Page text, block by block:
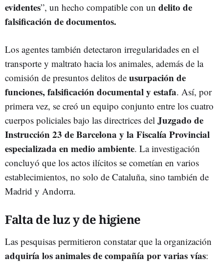
evidentes”, un hecho compatible con un delito de
falsificación de documentos.
Los agentes también detectaron irregularidades en el
transporte y maltrato hacia los animales, además de la
comisión de presuntos delitos de usurpación de
funciones, falsificación documental y estafa. Así, por
primera vez, se creó un equipo conjunto entre los cuatro
cuerpos policiales bajo las directrices del Juzgado de
Instrucción 23 de Barcelona y la Fiscalía Provincial
especializada en medio ambiente. La investigación
concluyó que los actos ilícitos se cometían en varios
establecimientos, no solo de Cataluña, sino también de
Madrid y Andorra.
Falta de luz y de higiene
Las pesquisas permitieron constatar que la organización
adquiría los animales de compañía por varias vías: